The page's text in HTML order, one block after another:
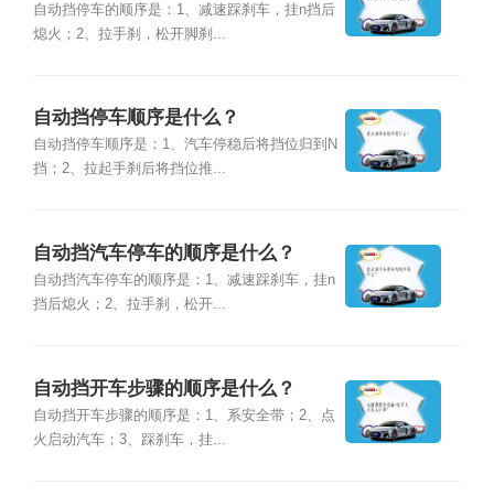
自动挡停车的顺序是：1、减速踩刹车，挂n挡后
熄火；2、拉手刹，松开脚刹...
自动挡停车顺序是什么？
自动挡停车顺序是：1、汽车停稳后将挡位归到N
挡；2、拉起手刹后将挡位推...
自动挡汽车停车的顺序是什么？
自动挡汽车停车的顺序是：1、减速踩刹车，挂n
挡后熄火；2、拉手刹，松开...
自动挡开车步骤的顺序是什么？
自动挡开车步骤的顺序是：1、系安全带；2、点
火启动汽车；3、踩刹车，挂...